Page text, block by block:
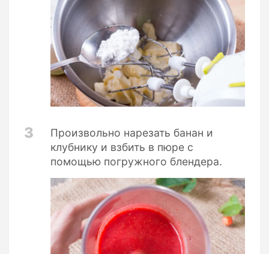
3
Произвольно нарезать банан и
клубнику и взбить в пюре с
помощью погружного блендера.